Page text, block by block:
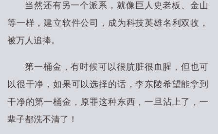
当然还有另一个派系，就像巨人史老板、金山
等一样，建立软件公司，成为科技英雄名利双收，
被万人追捧。
第一桶金，有时候可以很肮脏很血腥，但也可
以很干净，如果可以选择的话，李东陵希望能拿到
干净的第一桶金，原罪这种东西，一旦沾上了，一
辈子都洗不清了！